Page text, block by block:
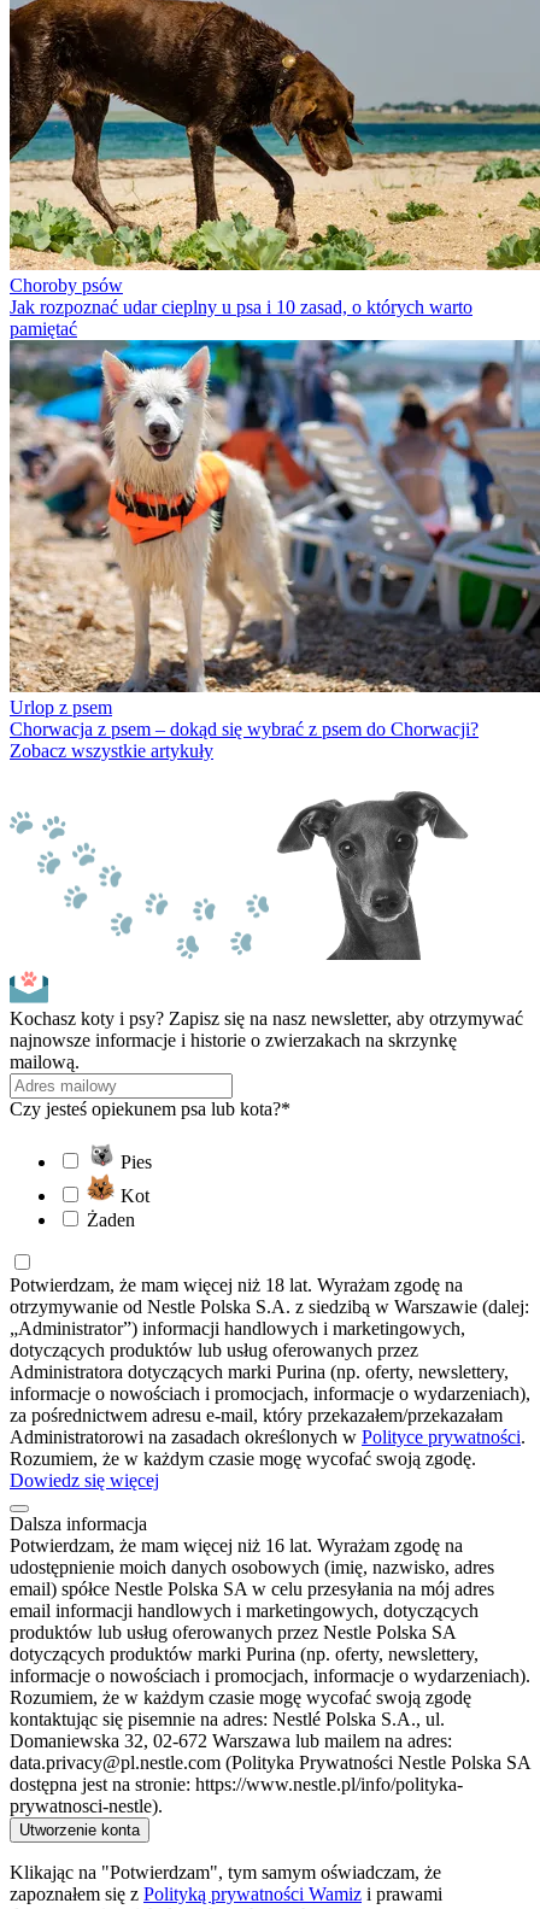
Choroby psów
Jak rozpoznać udar cieplny u psa i 10 zasad, o których warto
pamiętać
Urlop z psem
Chorwacja z psem – dokąd się wybrać z psem do Chorwacji?
Zobacz wszystkie artykuły
Kochasz koty i psy? Zapisz się na nasz newsletter, aby otrzymywać
najnowsze informacje i historie o zwierzakach na skrzynkę
mailową.
Czy jesteś opiekunem psa lub kota?*
Pies
Kot
Żaden
Potwierdzam, że mam więcej niż 18 lat. Wyrażam zgodę na
otrzymywanie od Nestle Polska S.A. z siedzibą w Warszawie (dalej:
„Administrator”) informacji handlowych i marketingowych,
dotyczących produktów lub usług oferowanych przez
Administratora dotyczących marki Purina (np. oferty, newslettery,
informacje o nowościach i promocjach, informacje o wydarzeniach),
za pośrednictwem adresu e-mail, który przekazałem/przekazałam
Administratorowi na zasadach określonych w Polityce prywatności.
Rozumiem, że w każdym czasie mogę wycofać swoją zgodę.
Dowiedz się więcej
Dalsza informacja
Potwierdzam, że mam więcej niż 16 lat. Wyrażam zgodę na
udostępnienie moich danych osobowych (imię, nazwisko, adres
email) spółce Nestle Polska SA w celu przesyłania na mój adres
email informacji handlowych i marketingowych, dotyczących
produktów lub usług oferowanych przez Nestle Polska SA
dotyczących produktów marki Purina (np. oferty, newslettery,
informacje o nowościach i promocjach, informacje o wydarzeniach).
Rozumiem, że w każdym czasie mogę wycofać swoją zgodę
kontaktując się pisemnie na adres: Nestlé Polska S.A., ul.
Domaniewska 32, 02-672 Warszawa lub mailem na adres:
data.privacy@pl.nestle.com (Polityka Prywatności Nestle Polska SA
dostępna jest na stronie: https://www.nestle.pl/info/polityka-
prywatnosci-nestle).
Utworzenie konta
Klikając na "Potwierdzam", tym samym oświadczam, że
zapoznałem się z Polityką prywatności Wamiz i prawami